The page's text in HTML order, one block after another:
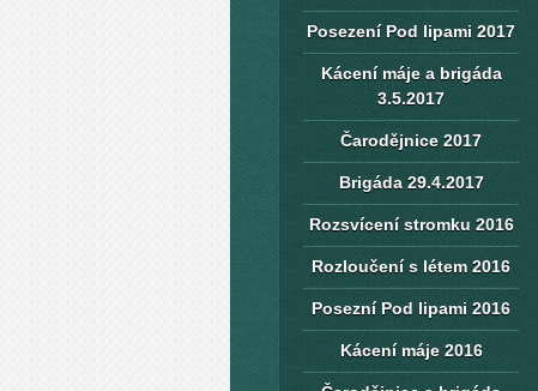
Posezení Pod lipami 2017
Kácení máje a brigáda
3.5.2017
Čarodějnice 2017
Brigáda 29.4.2017
Rozsvícení stromku 2016
Rozloučení s létem 2016
Posezní Pod lipami 2016
Kácení máje 2016